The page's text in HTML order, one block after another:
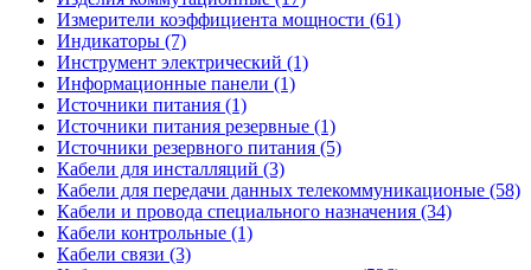
Измерители коэффициента мощности (61)
Индикаторы (7)
Инструмент электрический (1)
Информационные панели (1)
Источники питания (1)
Источники питания резервные (1)
Источники резервного питания (5)
Кабели для инсталляций (3)
Кабели для передачи данных телекоммуникационые (58)
Кабели и провода специального назначения (34)
Кабели контрольные (1)
Кабели связи (3)